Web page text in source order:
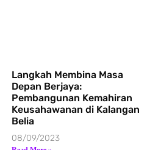
Langkah Membina Masa
Depan Berjaya:
Pembangunan Kemahiran
Keusahawanan di Kalangan
Belia
08/09/2023